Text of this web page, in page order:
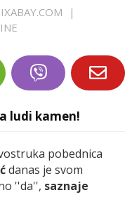
|
ludi kamen!
pobednica
danas je svom
''da'', saznaje